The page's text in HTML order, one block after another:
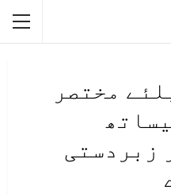
مختصر
زبردستی